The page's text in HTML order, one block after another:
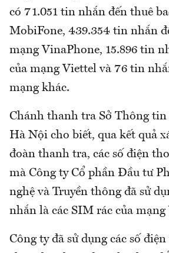
có 71.051 tin nhắn đến thuê
MobiFone, 439.354 tin nhắn
mạng VinaPhone, 15.896 tin
của mạng Viettel và 76 tin
mạng khác.
Chánh thanh tra Sở Thông tin
Hà Nội cho biết, qua kết quả
đoàn thanh tra, các số điện
mà Công ty Cổ phần Đầu tư
nghệ và Truyền thông đã sử
nhắn là các SIM rác của
Công ty đã sử dụng các số